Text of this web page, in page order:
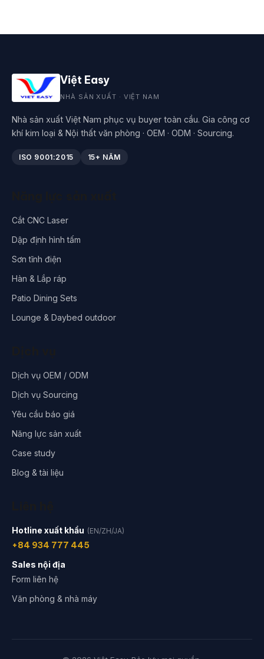
Việt Easy
NHÀ SẢN XUẤT · VIỆT NAM
Nhà sản xuất Việt Nam phục vụ buyer toàn cầu. Gia công cơ
khí kim loại & Nội thất văn phòng · OEM · ODM · Sourcing.
ISO 9001:2015 15+ NĂM
Cắt CNC Laser
Dập định hình tấm
Sơn tĩnh điện
Hàn & Lắp ráp
Patio Dining Sets
Lounge & Daybed outdoor
Dịch vụ OEM / ODM
Dịch vụ Sourcing
Yêu cầu báo giá
Năng lực sản xuất
Case study
Blog & tài liệu
Hotline xuất khẩu (EN/ZH/JA)
+84 934 777 445
Sales nội địa
Form liên hệ
Văn phòng & nhà máy